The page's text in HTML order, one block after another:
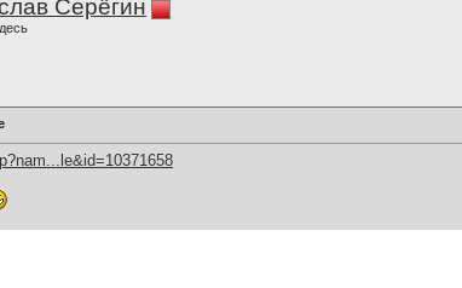
Серёгин